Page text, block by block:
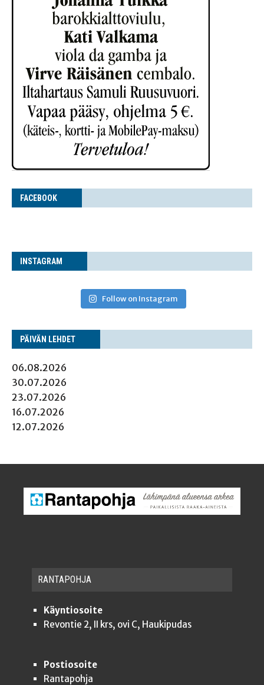
FACE­BOOK
INS­TA­GRAM
Follow on Instagram
PÄI­VÄN LEHDET
06.08.2026
30.07.2026
23.07.2026
16.07.2026
12.07.2026
RAN­TA­POH­JA
Käyntiosoite
Revontie 2, II krs, ovi C, Haukipudas
Postiosoite
Rantapohja